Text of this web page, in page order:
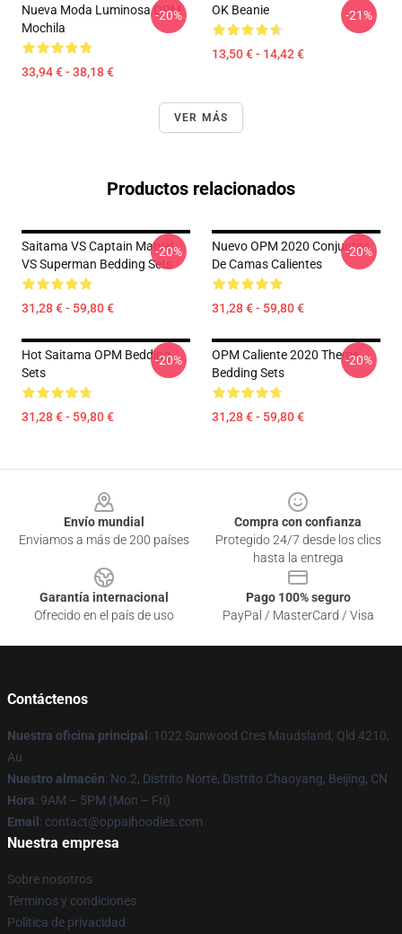
Nueva Moda Luminosa OPM
Mochila
33,94 € - 38,18 €
-20% OK Beanie
13,50 € - 14,42 €
-21%
VER MÁS
Productos relacionados
Saitama VS Captain Marvel
VS Superman Bedding Sets
31,28 € - 59,80 €
-20%
Nuevo OPM 2020 Conjuntos
De Camas Calientes
31,28 € - 59,80 €
-20%
Hot Saitama OPM Bedding
Sets
31,28 € - 59,80 €
-20%
OPM Caliente 2020 Theme
Bedding Sets
31,28 € - 59,80 €
-20%
Envío mundial
Enviamos a más de 200 países
Compra con confianza
Protegido 24/7 desde los clics
hasta la entrega
Garantía internacional
Ofrecido en el país de uso
Pago 100% seguro
PayPal / MasterCard / Visa
Contáctenos
Nuestra oficina principal : 1022 Sunwood Cres Maudsland, Qld 4210,
Au
Nuestro almacén: No.2, Distrito Norte, Distrito Chaoyang, Beijing, CN
Hora: 9AM – 5PM (Mon – Fri)
Email : contact@oppaihoodies.com
Nuestra empresa
Sobre nosotros
Términos y condiciones
Política de privacidad